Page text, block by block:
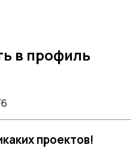
в профиль
проектов!